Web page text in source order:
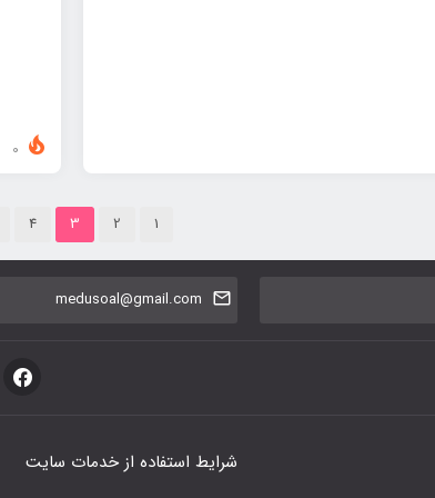
1
2
3
4
medusoal@gmail.com
شرایط استفاده از خدمات سایت